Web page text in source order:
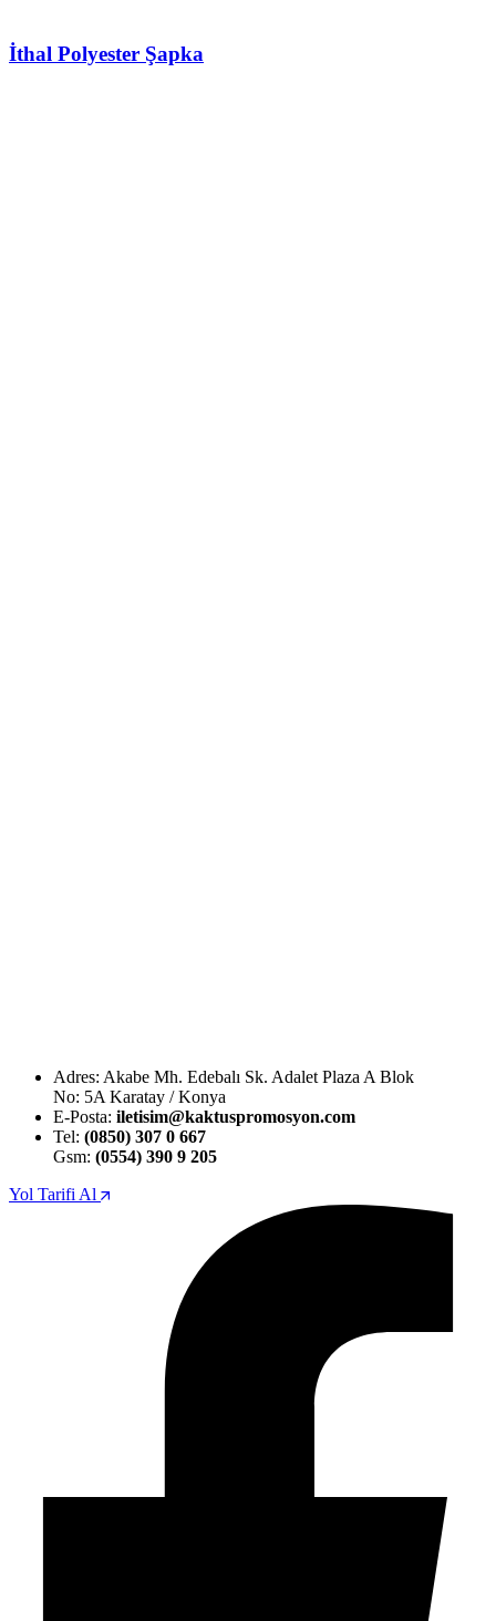
İthal Polyester Şapka
Adres: Akabe Mh. Edebalı Sk. Adalet Plaza A Blok
No: 5A Karatay / Konya
E-Posta: iletisim@kaktuspromosyon.com
Tel: (0850) 307 0 667
Gsm: (0554) 390 9 205
Yol Tarifi Al